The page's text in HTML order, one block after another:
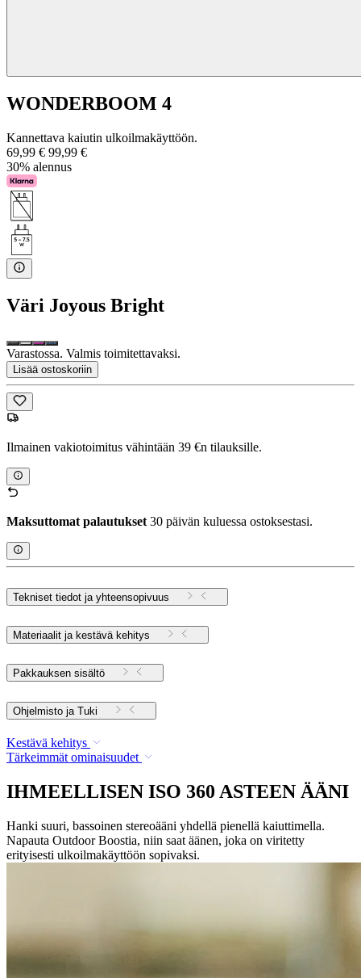
WONDERBOOM 4
Kannettava kaiutin ulkoilmakäyttöön.
69,99 € 99,99 €
30% alennus
Väri Joyous Bright
Varastossa. Valmis toimitettavaksi.
Lisää ostoskoriin
Ilmainen vakiotoimitus vähintään 39 €n tilauksille.
Maksuttomat palautukset 30 päivän kuluessa ostoksestasi.
Tekniset tiedot ja yhteensopivuus
Materiaalit ja kestävä kehitys
Pakkauksen sisältö
Ohjelmisto ja Tuki
Kestävä kehitys
Tärkeimmät ominaisuudet
IHMEELLISEN ISO 360 ASTEEN ÄÄNI
Hanki suuri, bassoinen stereoääni yhdellä pienellä kaiuttimella.
Napauta Outdoor Boostia, niin saat äänen, joka on viritetty
erityisesti ulkoilmakäyttöön sopivaksi.